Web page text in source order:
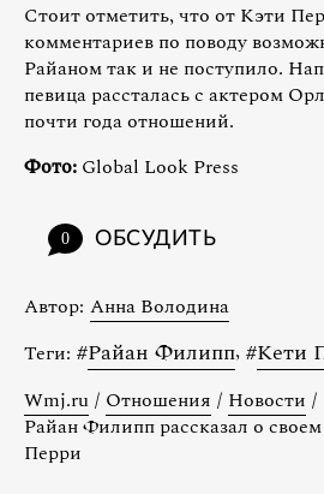
Стоит отметить, что от Кэти
комментариев по поводу
Райаном так и не поступило.
певица рассталась с актером
почти года отношений.
Фото: Global Look Press
0 ОБСУДИТЬ
Автор: Анна Володина
Теги: #Райан Филипп, #Кети
Wmj.ru / Отношения / Новости /
Райан Филипп рассказал о
Перри